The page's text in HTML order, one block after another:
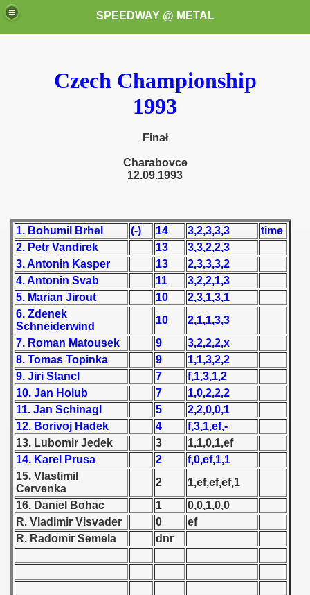
SPEEDWAY @ METAL
Czech Championship
1993
Finał
Charabovce
12.09.1993
1. Bohumil Brhel (-) 14 3,2,3,3,3
time
2. Petr Vandirek
13
3,3,2,2,3
3. Antonin Kasper
13
2,3,3,3,2
4. Antonin Svab
11
3,2,2,1,3
5. Marian Jirout
10
2,3,1,3,1
6. Zdenek
Schneiderwind
10
2,1,1,3,3
7. Roman Matousek
9
3,2,2,2,x
8. Tomas Topinka
9
1,1,3,2,2
9. Jiri Stancl
7
f,1,3,1,2
10. Jan Holub
7
1,0,2,2,2
11. Jan Schinagl
5
2,2,0,0,1
12. Borivoj Hadek
4
f,3,1,ef,-
13. Lubomir Jedek
3
1,1,0,1,ef
14. Karel Prusa
2
f,0,ef,1,1
15. Vlastimil
Cervenka
2
1,ef,ef,ef,1
16. Daniel Bohac
1
0,0,1,0,0
R. Vladimir Visvader
0
ef
R. Radomir Semela
dnr
these speedway programms)
Świata (World Speedway Championship)
1946
- 1952